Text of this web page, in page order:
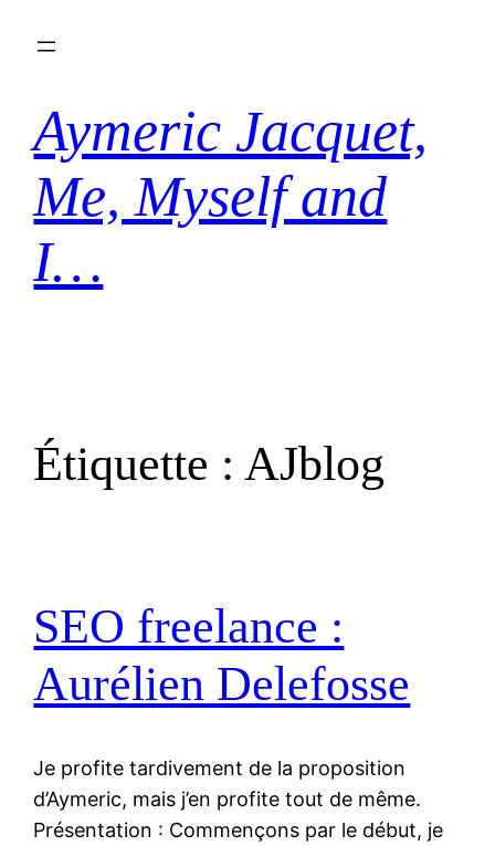
Aymeric Jacquet,
Me, Myself and
I…
Étiquette :AJblog
SEO freelance :
Aurélien Delefosse
Je profite tardivement de la proposition
d’Aymeric, mais j’en profite tout de même.
Présentation : Commençons par le début, je